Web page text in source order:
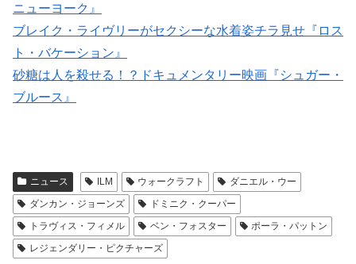
ニューヨーク』
ブレイク・ライヴリーがセクシーな水着姿チラ見せ『ロス
ト・バケーション』
砂糖は人を殺せる！？ドキュメンタリー映画『シュガー・
ブルース』
ニュース ILM ウォークラフト
ダニエル・ウー
ダンカン・ジョーンズ
ドミニク・クーパー
トラヴィス・フィメル
ベン・フォスター
ポーラ・パットン
レジェンダリー・ピクチャーズ